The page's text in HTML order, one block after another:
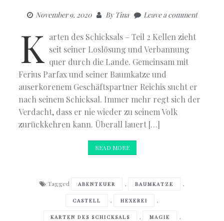
November 9, 2020 ByTina Leave a comment
K arten des Schicksals – Teil 2 Kellen zieht
seit seiner Loslösung und Verbannung
quer durch die Lande. Gemeinsam mit
Ferius Parfax und seiner Baumkatze und
auserkorenem Geschäftspartner Reichis sucht er
nach seinem Schicksal. Immer mehr regt sich der
Verdacht, dass er nie wieder zu seinem Volk
zurückkehren kann. Überall lauert […]
READ MORE
Tagged ABENTEUER , BAUMKATZE ,
CASTELL , HEXEREI ,
KARTEN DES SCHICKSALS , MAGIE ,